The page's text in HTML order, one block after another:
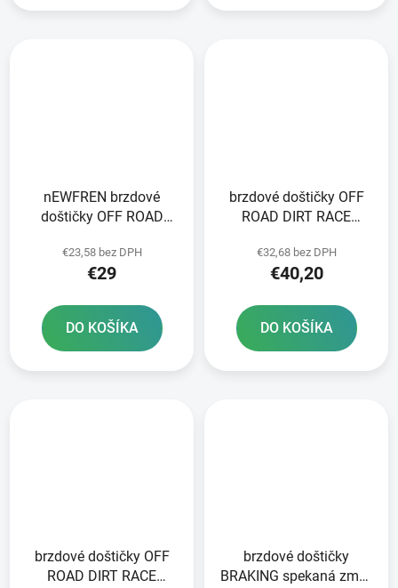
nEWFREN brzdové
doštičky OFF ROAD
balení
€23,58 bez DPH
€29
DO KOŠÍKA
brzdové doštičky OFF
ROAD DIRT RACE
ks v balení
€32,68 bez DPH
€40,20
DO KOŠÍKA
brzdové doštičky OFF
ROAD DIRT RACE
brzdové doštičky
BRAKING spekaná zmes